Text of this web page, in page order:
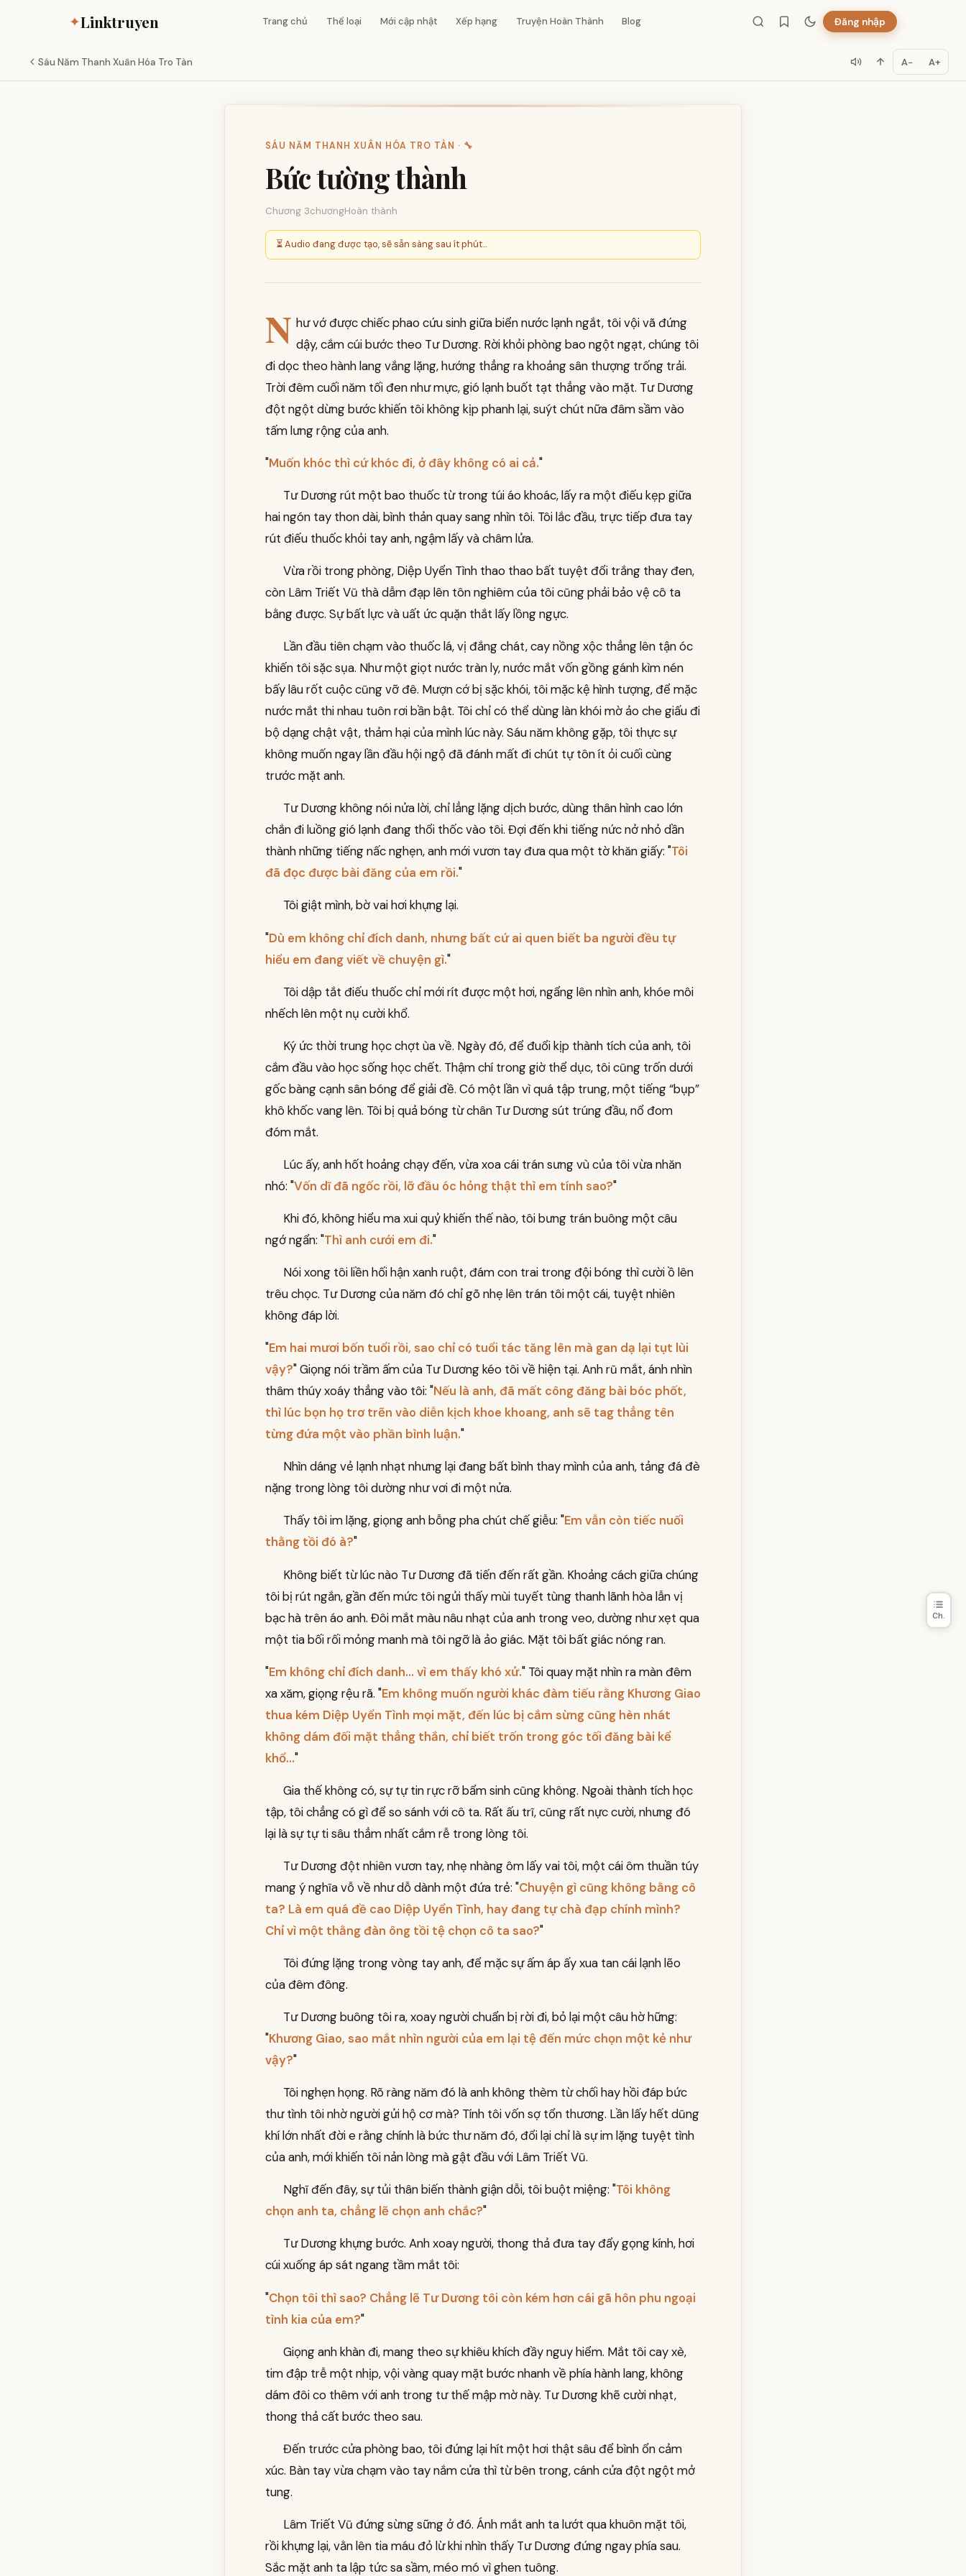
✦Linktruyen Trang chủ Thể loại Mới cập nhật Xếp hạng Truyện Hoàn Thành Blog Đăng nhập
Ch.
Sáu Năm Thanh Xuân Hóa Tro Tàn A− A+
SÁU NĂM THANH XUÂN HÓA TRO TÀN · 🔧
Bức tường thành
Chương 3chươngHoàn thành
⏳ Audio đang được tạo, sẽ sẵn sàng sau ít phút...
N hư vớ được chiếc phao cứu sinh giữa biển nước lạnh ngắt, tôi vội vã đứng
dậy, cắm cúi bước theo Tư Dương. Rời khỏi phòng bao ngột ngạt, chúng tôi
đi dọc theo hành lang vắng lặng, hướng thẳng ra khoảng sân thượng trống trải.
Trời đêm cuối năm tối đen như mực, gió lạnh buốt tạt thẳng vào mặt. Tư Dương
đột ngột dừng bước khiến tôi không kịp phanh lại, suýt chút nữa đâm sầm vào
tấm lưng rộng của anh.
"Muốn khóc thì cứ khóc đi, ở đây không có ai cả."
Tư Dương rút một bao thuốc từ trong túi áo khoác, lấy ra một điếu kẹp giữa
hai ngón tay thon dài, bình thản quay sang nhìn tôi. Tôi lắc đầu, trực tiếp đưa tay
rút điếu thuốc khỏi tay anh, ngậm lấy và châm lửa.
Vừa rồi trong phòng, Diệp Uyển Tình thao thao bất tuyệt đổi trắng thay đen,
còn Lâm Triết Vũ thà dẫm đạp lên tôn nghiêm của tôi cũng phải bảo vệ cô ta
bằng được. Sự bất lực và uất ức quặn thắt lấy lồng ngực.
Lần đầu tiên chạm vào thuốc lá, vị đắng chát, cay nồng xộc thẳng lên tận óc
khiến tôi sặc sụa. Như một giọt nước tràn ly, nước mắt vốn gồng gánh kìm nén
bấy lâu rốt cuộc cũng vỡ đê. Mượn cớ bị sặc khói, tôi mặc kệ hình tượng, để mặc
nước mắt thi nhau tuôn rơi bần bật. Tôi chỉ có thể dùng làn khói mờ ảo che giấu đi
bộ dạng chật vật, thảm hại của mình lúc này. Sáu năm không gặp, tôi thực sự
không muốn ngay lần đầu hội ngộ đã đánh mất đi chút tự tôn ít ỏi cuối cùng
trước mặt anh.
Tư Dương không nói nửa lời, chỉ lẳng lặng dịch bước, dùng thân hình cao lớn
chắn đi luồng gió lạnh đang thổi thốc vào tôi. Đợi đến khi tiếng nức nở nhỏ dần
thành những tiếng nấc nghẹn, anh mới vươn tay đưa qua một tờ khăn giấy: "Tôi
đã đọc được bài đăng của em rồi."
Tôi giật mình, bờ vai hơi khựng lại.
"Dù em không chỉ đích danh, nhưng bất cứ ai quen biết ba người đều tự
hiểu em đang viết về chuyện gì."
Tôi dập tắt điếu thuốc chỉ mới rít được một hơi, ngẩng lên nhìn anh, khóe môi
nhếch lên một nụ cười khổ.
Ký ức thời trung học chợt ùa về. Ngày đó, để đuổi kịp thành tích của anh, tôi
cắm đầu vào học sống học chết. Thậm chí trong giờ thể dục, tôi cũng trốn dưới
gốc bàng cạnh sân bóng để giải đề. Có một lần vì quá tập trung, một tiếng “bụp”
khô khốc vang lên. Tôi bị quả bóng từ chân Tư Dương sút trúng đầu, nổ đom
đóm mắt.
Lúc ấy, anh hốt hoảng chạy đến, vừa xoa cái trán sưng vù của tôi vừa nhăn
nhó: "Vốn dĩ đã ngốc rồi, lỡ đầu óc hỏng thật thì em tính sao?"
Khi đó, không hiểu ma xui quỷ khiến thế nào, tôi bưng trán buông một câu
ngớ ngẩn: "Thì anh cưới em đi."
Nói xong tôi liền hối hận xanh ruột, đám con trai trong đội bóng thì cười ồ lên
trêu chọc. Tư Dương của năm đó chỉ gõ nhẹ lên trán tôi một cái, tuyệt nhiên
không đáp lời.
"Em hai mươi bốn tuổi rồi, sao chỉ có tuổi tác tăng lên mà gan dạ lại tụt lùi
vậy?" Giọng nói trầm ấm của Tư Dương kéo tôi về hiện tại. Anh rũ mắt, ánh nhìn
thâm thúy xoáy thẳng vào tôi: "Nếu là anh, đã mất công đăng bài bóc phốt,
thì lúc bọn họ trơ trẽn vào diễn kịch khoe khoang, anh sẽ tag thẳng tên
từng đứa một vào phần bình luận."
Nhìn dáng vẻ lạnh nhạt nhưng lại đang bất bình thay mình của anh, tảng đá đè
nặng trong lòng tôi dường như vơi đi một nửa.
Thấy tôi im lặng, giọng anh bỗng pha chút chế giễu: "Em vẫn còn tiếc nuối
thằng tồi đó à?"
Không biết từ lúc nào Tư Dương đã tiến đến rất gần. Khoảng cách giữa chúng
tôi bị rút ngắn, gần đến mức tôi ngửi thấy mùi tuyết tùng thanh lãnh hòa lẫn vị
bạc hà trên áo anh. Đôi mắt màu nâu nhạt của anh trong veo, dường như xẹt qua
một tia bối rối mỏng manh mà tôi ngỡ là ảo giác. Mặt tôi bất giác nóng ran.
"Em không chỉ đích danh... vì em thấy khó xử." Tôi quay mặt nhìn ra màn đêm
xa xăm, giọng rệu rã. "Em không muốn người khác đàm tiếu rằng Khương Giao
thua kém Diệp Uyển Tình mọi mặt, đến lúc bị cắm sừng cũng hèn nhát
không dám đối mặt thẳng thắn, chỉ biết trốn trong góc tối đăng bài kể
khổ..."
Gia thế không có, sự tự tin rực rỡ bẩm sinh cũng không. Ngoài thành tích học
tập, tôi chẳng có gì để so sánh với cô ta. Rất ấu trĩ, cũng rất nực cười, nhưng đó
lại là sự tự ti sâu thẳm nhất cắm rễ trong lòng tôi.
Tư Dương đột nhiên vươn tay, nhẹ nhàng ôm lấy vai tôi, một cái ôm thuần túy
mang ý nghĩa vỗ về như dỗ dành một đứa trẻ: "Chuyện gì cũng không bằng cô
ta? Là em quá đề cao Diệp Uyển Tình, hay đang tự chà đạp chính mình?
Chỉ vì một thằng đàn ông tồi tệ chọn cô ta sao?"
Tôi đứng lặng trong vòng tay anh, để mặc sự ấm áp ấy xua tan cái lạnh lẽo
của đêm đông.
Tư Dương buông tôi ra, xoay người chuẩn bị rời đi, bỏ lại một câu hờ hững:
"Khương Giao, sao mắt nhìn người của em lại tệ đến mức chọn một kẻ như
vậy?"
Tôi nghẹn họng. Rõ ràng năm đó là anh không thèm từ chối hay hồi đáp bức
thư tình tôi nhờ người gửi hộ cơ mà? Tính tôi vốn sợ tổn thương. Lần lấy hết dũng
khí lớn nhất đời e rằng chính là bức thư năm đó, đổi lại chỉ là sự im lặng tuyệt tình
của anh, mới khiến tôi nản lòng mà gật đầu với Lâm Triết Vũ.
Nghĩ đến đây, sự tủi thân biến thành giận dỗi, tôi buột miệng: "Tôi không
chọn anh ta, chẳng lẽ chọn anh chắc?"
Tư Dương khựng bước. Anh xoay người, thong thả đưa tay đẩy gọng kính, hơi
cúi xuống áp sát ngang tầm mắt tôi:
"Chọn tôi thì sao? Chẳng lẽ Tư Dương tôi còn kém hơn cái gã hôn phu ngoại
tình kia của em?"
Giọng anh khàn đi, mang theo sự khiêu khích đầy nguy hiểm. Mắt tôi cay xè,
tim đập trễ một nhịp, vội vàng quay mặt bước nhanh về phía hành lang, không
dám đôi co thêm với anh trong tư thế mập mờ này. Tư Dương khẽ cười nhạt,
thong thả cất bước theo sau.
Đến trước cửa phòng bao, tôi đứng lại hít một hơi thật sâu để bình ổn cảm
xúc. Bàn tay vừa chạm vào tay nắm cửa thì từ bên trong, cánh cửa đột ngột mở
tung.
Lâm Triết Vũ đứng sừng sững ở đó. Ánh mắt anh ta lướt qua khuôn mặt tôi,
rồi khựng lại, vằn lên tia máu đỏ lừ khi nhìn thấy Tư Dương đứng ngay phía sau.
Sắc mặt anh ta lập tức sa sầm, méo mó vì ghen tuông.